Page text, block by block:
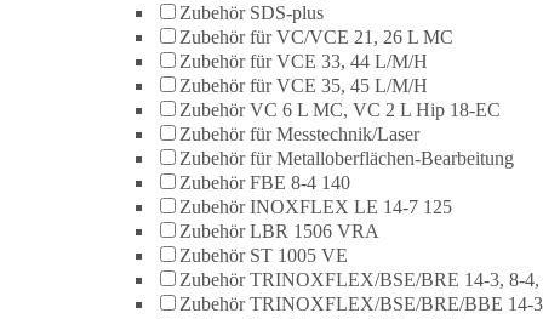
Zubehör SDS-plus
Zubehör für VC/VCE 21, 26 L MC
Zubehör für VCE 33, 44 L/M/H
Zubehör für VCE 35, 45 L/M/H
Zubehör VC 6 L MC, VC 2 L Hip 18-EC
Zubehör für Messtechnik/Laser
Zubehör für Metalloberflächen-Bearbeitung
Zubehör FBE 8-4 140
Zubehör INOXFLEX LE 14-7 125
Zubehör LBR 1506 VRA
Zubehör ST 1005 VE
Zubehör TRINOXFLEX/BSE/BRE 14-3, 8-
Zubehör TRINOXFLEX/BSE/BRE/BBE 14-3